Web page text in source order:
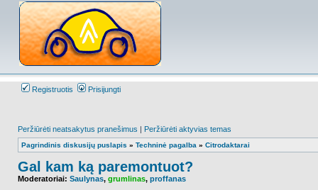
Registruotis Prisijungti
Peržiūrėti neatsakytus pranešimus | Peržiūrėti aktyvias temas
Pagrindinis diskusijų puslapis » Techninė pagalba » Citrodaktarai
Gal kam ką paremontuot?
Moderatoriai: Saulynas, grumlinas, proffanas